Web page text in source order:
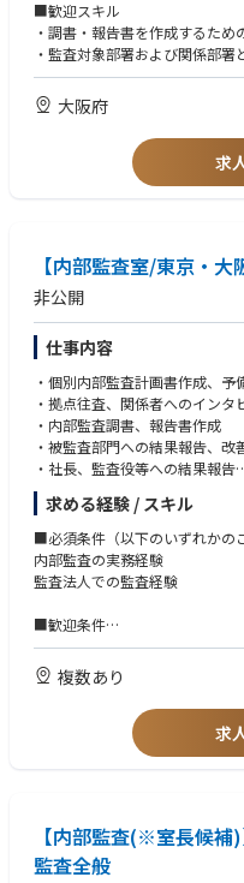
- 各部門への往査（オンサイト
グ、実績 vs 計画の乖離分析など
- 監査報告書の作成および改善
- 内部統制（J SOX）対応
- 財務報告プロセスまたは関連
書化（業務記述書・フローチャ
- 運用テストおよび整備評価テ
- 調書・報告書の作成
- 改善策の有効性評価
- IT統制・システム監査関連業務
- アクセス権／変更管理／ログ
- システム変更時の統制設計・テ
- 関連部署との連携およびコミ
- 経理・財務・法務・開発／管
- 監査法人／会計監査人との協
- 規程・業務プロセスの見直し補
- 内部統制規程やマニュアルの改
■歓迎スキル
・調書・報告書を作成するため
・監査対象部署および関係部
能力
・改善の提言をするための問題
・内部監査、監査法人、コンサ
大阪府
求
【内部監査室/東京・大
非公開
仕事内容
・個別内部監査計画書作成、予
・拠点往査、関係者へのインタ
・内部監査調書、報告書作成
・被監査部門への結果報告、改
・社長、監査役等への結果報告
・フォローアップ監査
■同社の魅力：
・全社の中途社員割合は約80％。
求める経験 / スキル
■必須条件（以下のいずれかの
内部監査の実務経験
監査法人での監査経験
■歓迎条件
内部監査や内部統制に関する資
不動産に関する知識
複数あり
求
【内部監査(※室長候
監査全般